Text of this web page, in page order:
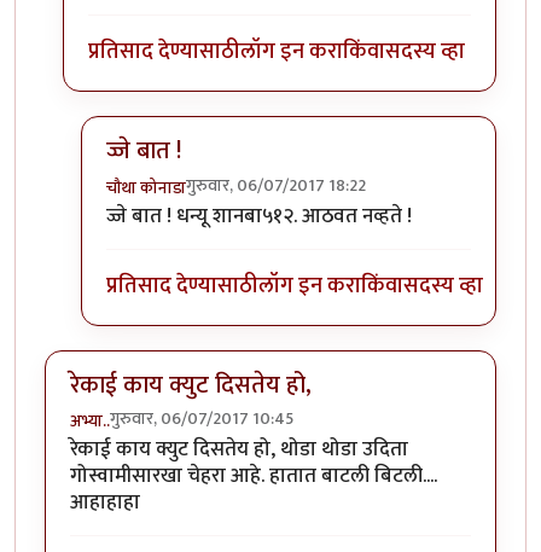
प्रतिसाद देण्यासाठीलॉग इन कराकिंवासदस्य व्हा
ज्जे बात !
चौथा कोनाडागुरुवार, 06/07/2017 18:22
In reply to" ही कसली रेकी, हा तर अतिरेकी
ज्जे बात ! धन्यू शानबा५१२. आठवत नव्हते !
प्रतिसाद देण्यासाठीलॉग इन कराकिंवासदस्य व्हा
रेकाई काय क्युट दिसतेय हो,
अभ्या..गुरुवार, 06/07/2017 10:45
रेकाई काय क्युट दिसतेय हो, थोडा थोडा उदिता
गोस्वामीसारखा चेहरा आहे. हातात बाटली बिटली....
आहाहाहा